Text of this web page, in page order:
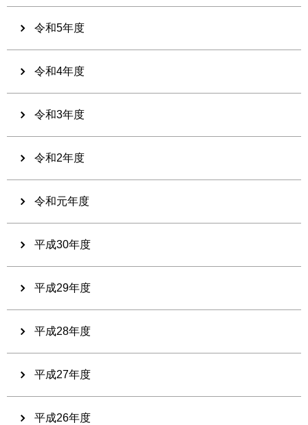
令和5年度
令和4年度
令和3年度
令和2年度
令和元年度
平成30年度
平成29年度
平成28年度
平成27年度
平成26年度